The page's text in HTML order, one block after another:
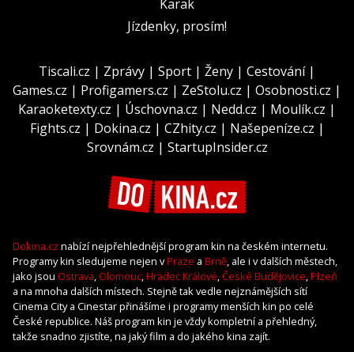
Karak
Jízdenky, prosím!
Tiscali.cz | Zprávy | Sport | Ženy | Cestování|
Games.cz | Profigamers.cz | ZeStolu.cz | Osobnosti.cz |
Karaoketexty.cz | Úschovna.cz | Nedd.cz | Moulík.cz |
Fights.cz | Dokina.cz | CZhity.cz | Našepeníze.cz |
Srovnám.cz | StartupInsider.cz
Dokina.cz nabízí nejpřehlednější program kin na českém internetu.
Programy kin sledujeme nejen vPraze a Brně, ale i v dalších městech,
jako jsou Ostrava, Olomouc,Hradec Králové,České Budějovice,Plzeň
a na mnoha dalších místech. Stejně tak vedle nejznámějších sítí
Cinema City a Cinestar přinášíme i programy menších kin po celé
České republice. Náš program kin je vždy kompletní a přehledný,
takže snadno zjistíte, na jaký film a do jakého kina zajít.